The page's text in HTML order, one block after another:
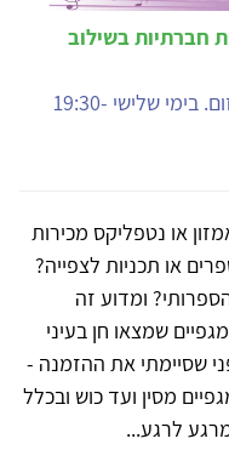
חברתיות בשילוב
פתיחה 3.11.26. הקורס מועבר בזום. בימי שלישי 19:30-
או נטפליקס מכירות
או תכניות לצפייה?
ומדוע זה
שמצאו חן בעיני
שסיימתי את ההזמנה -
מסין ועד כוש ובכלל
לרגע...